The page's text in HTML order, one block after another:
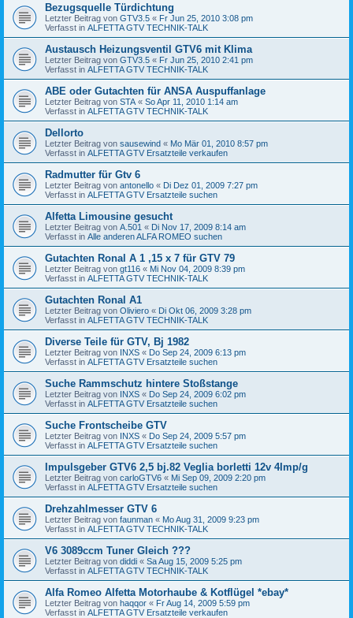
Bezugsquelle Türdichtung
Letzter Beitrag von GTV3.5 « Fr Jun 25, 2010 3:08 pm
Verfasst in ALFETTA GTV TECHNIK-TALK
Austausch Heizungsventil GTV6 mit Klima
Letzter Beitrag von GTV3.5 « Fr Jun 25, 2010 2:41 pm
Verfasst in ALFETTA GTV TECHNIK-TALK
ABE oder Gutachten für ANSA Auspuffanlage
Letzter Beitrag von STA « So Apr 11, 2010 1:14 am
Verfasst in ALFETTA GTV TECHNIK-TALK
Dellorto
Letzter Beitrag von sausewind « Mo Mär 01, 2010 8:57 pm
Verfasst in ALFETTA GTV Ersatzteile verkaufen
Radmutter für Gtv 6
Letzter Beitrag von antonello « Di Dez 01, 2009 7:27 pm
Verfasst in ALFETTA GTV Ersatzteile suchen
Alfetta Limousine gesucht
Letzter Beitrag von A.501 « Di Nov 17, 2009 8:14 am
Verfasst in Alle anderen ALFA ROMEO suchen
Gutachten Ronal A 1 ,15 x 7 für GTV 79
Letzter Beitrag von gt116 « Mi Nov 04, 2009 8:39 pm
Verfasst in ALFETTA GTV TECHNIK-TALK
Gutachten Ronal A1
Letzter Beitrag von Oliviero « Di Okt 06, 2009 3:28 pm
Verfasst in ALFETTA GTV TECHNIK-TALK
Diverse Teile für GTV, Bj 1982
Letzter Beitrag von INXS « Do Sep 24, 2009 6:13 pm
Verfasst in ALFETTA GTV Ersatzteile suchen
Suche Rammschutz hintere Stoßstange
Letzter Beitrag von INXS « Do Sep 24, 2009 6:02 pm
Verfasst in ALFETTA GTV Ersatzteile suchen
Suche Frontscheibe GTV
Letzter Beitrag von INXS « Do Sep 24, 2009 5:57 pm
Verfasst in ALFETTA GTV Ersatzteile suchen
Impulsgeber GTV6 2,5 bj.82 Veglia borletti 12v 4Imp/g
Letzter Beitrag von carloGTV6 « Mi Sep 09, 2009 2:20 pm
Verfasst in ALFETTA GTV Ersatzteile suchen
Drehzahlmesser GTV 6
Letzter Beitrag von faunman « Mo Aug 31, 2009 9:23 pm
Verfasst in ALFETTA GTV TECHNIK-TALK
V6 3089ccm Tuner Gleich ???
Letzter Beitrag von diddi « Sa Aug 15, 2009 5:25 pm
Verfasst in ALFETTA GTV TECHNIK-TALK
Alfa Romeo Alfetta Motorhaube & Kotflügel *ebay*
Letzter Beitrag von haqqor « Fr Aug 14, 2009 5:59 pm
Verfasst in ALFETTA GTV Ersatzteile verkaufen